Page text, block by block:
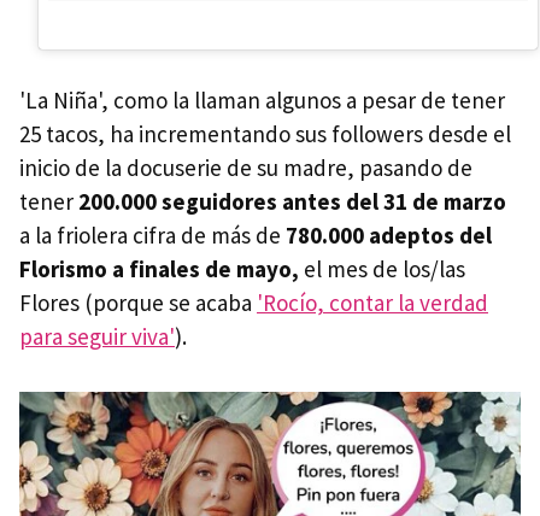
'La Niña', como la llaman algunos a pesar de tener
25 tacos, ha incrementando sus followers desde el
inicio de la docuserie de su madre, pasando de
tener 200.000 seguidores antes del 31 de marzo
a la friolera cifra de más de 780.000 adeptos del
Florismo a finales de mayo, el mes de los/las
Flores (porque se acaba 'Rocío, contar la verdad
para seguir viva').